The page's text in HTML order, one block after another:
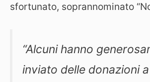
sfortunato, soprannominato
“Alcuni hanno
inviato delle donazioni